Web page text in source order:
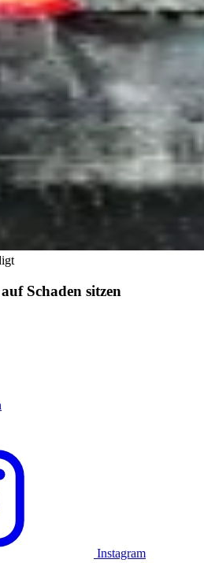
Schaden sitzen
Instagram